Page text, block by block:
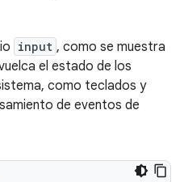
input , como se muestra
el estado de los
como teclados y
de eventos de